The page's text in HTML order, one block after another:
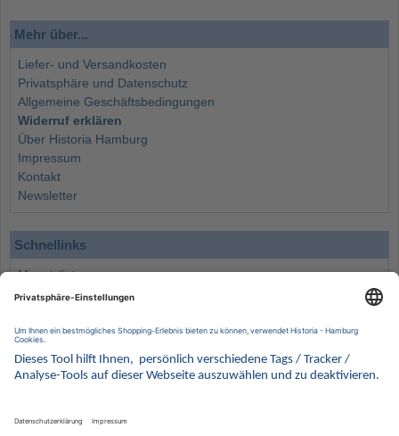
Mehr über...
Liefer- und Versandkosten
Privatsphäre und Datenschutz
Allgemeine Geschäftsbedingungen
Widerruf erklären
Über Historia Hamburg
Impressum
Kontakt
Newsletter
Schnellinks
Monatsliste
Angebote
Wissenswertes
Kontakt